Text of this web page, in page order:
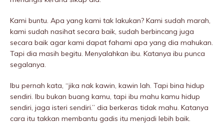
Kami buntu. Apa yang kami tak lakukan? Kami sudah marah,
kami sudah nasihat secara baik, sudah berbincang juga
secara baik agar kami dapat fahami apa yang dia mahukan.
Tapi dia masih begitu. Menyalahkan ibu. Katanya ibu punca
segalanya.
Ibu pernah kata, “jika nak kawin, kawin lah. Tapi bina hidup
sendiri. Ibu bukan buang kamu, tapi ibu mahu kamu hidup
sendiri, jaga isteri sendiri.” dia berkeras tidak mahu. Katanya
cara itu takkan membantu gadis itu menjadi lebih baik.